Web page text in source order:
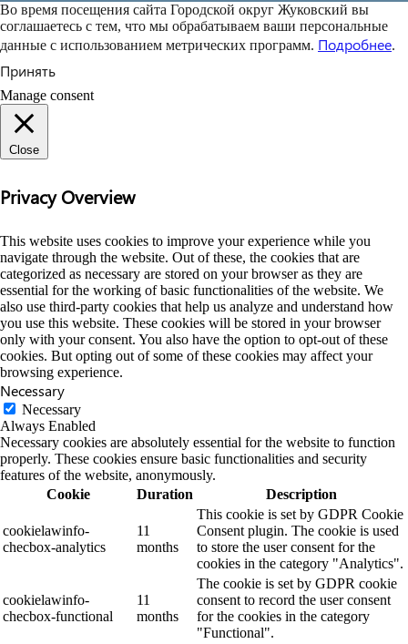
Во время посещения сайта Городской округ Жуковский вы
соглашаетесь с тем, что мы обрабатываем ваши персональные
данные с использованием метрических программ. Подробнее.
Принять
Manage consent
Close
Privacy Overview
This website uses cookies to improve your experience while you
navigate through the website. Out of these, the cookies that are
categorized as necessary are stored on your browser as they are
essential for the working of basic functionalities of the website. We
also use third-party cookies that help us analyze and understand how
you use this website. These cookies will be stored in your browser
only with your consent. You also have the option to opt-out of these
cookies. But opting out of some of these cookies may affect your
browsing experience.
Necessary
Necessary
Always Enabled
Necessary cookies are absolutely essential for the website to function
properly. These cookies ensure basic functionalities and security
features of the website, anonymously.
Cookie
Duration Description
cookielawinfo-
checbox-analytics
11
months
This cookie is set by GDPR Cookie
Consent plugin. The cookie is used
to store the user consent for the
cookies in the category "Analytics".
cookielawinfo-
checbox-functional
11
months
The cookie is set by GDPR cookie
consent to record the user consent
for the cookies in the category
"Functional".